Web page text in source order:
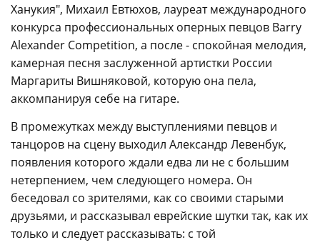
Ханукия", Михаил Евтюхов, лауреат международного
конкурса профессиональных оперных певцов Barry
Alexander Competition, а после - спокойная мелодия,
камерная песня заслуженной артистки России
Маргариты Вишняковой, которую она пела,
аккомпанируя себе на гитаре.
В промежутках между выступлениями певцов и
танцоров на сцену выходил Александр Левенбук,
появления которого ждали едва ли не с большим
нетерпением, чем следующего номера. Он
беседовал со зрителями, как со своими старыми
друзьями, и рассказывал еврейские шутки так, как их
только и следует рассказывать: с той